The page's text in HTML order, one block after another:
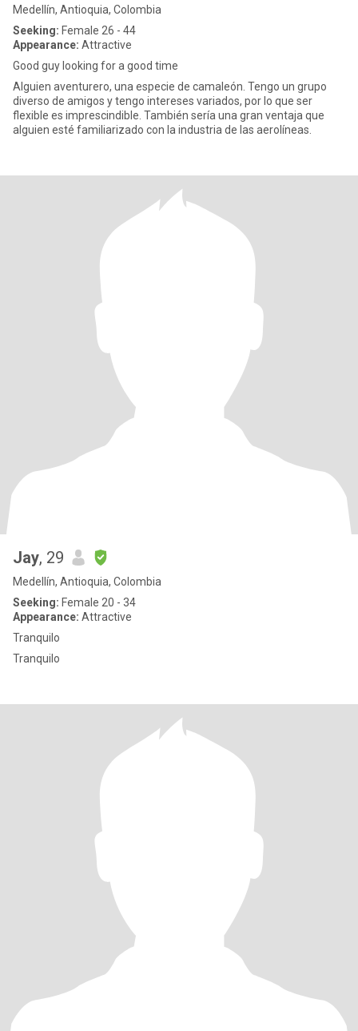
Medellín, Antioquia, Colombia
Seeking: Female 26 - 44
Appearance: Attractive
Good guy looking for a good time
Alguien aventurero, una especie de camaleón. Tengo un grupo
diverso de amigos y tengo intereses variados, por lo que ser
flexible es imprescindible. También sería una gran ventaja que
alguien esté familiarizado con la industria de las aerolíneas.
Jay, 29
Medellín, Antioquia, Colombia
Seeking: Female 20 - 34
Appearance: Attractive
Tranquilo
Tranquilo